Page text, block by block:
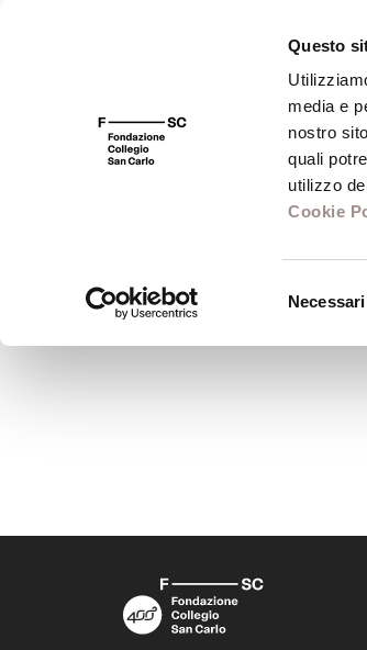
Questo
media e
nostro
quali
utilizzo
Cookie
Necessari
FSC 400 Fondazione
Temi: Le
Le conferenze della
Scuola Alti Studi
febbraio - maggio 2003